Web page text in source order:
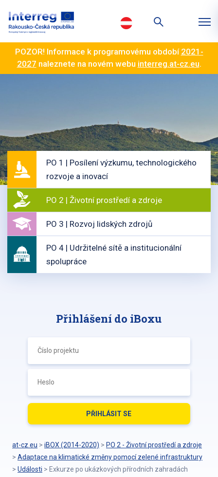
POZOR! Informace k programovému období 2021-
2027 naleznete na novém webu interreg.at-cz.eu.
PO 1 | Posílení výzkumu, technologického
rozvoje a inovací
PO 2 | Životní prostředí a zdroje
PO 3 | Rozvoj lidských zdrojů
PO 4 | Udržitelné sítě a institucionální
spolupráce
Přihlášení do iBoxu
at-cz.eu > iBOX (2014-2020) > PO 2 - Životní prostředí a zdroje
> Adaptace na klimatické změny pomocí zelené infrastruktury
> Události > Exkurze po ukázkových přírodních zahradách